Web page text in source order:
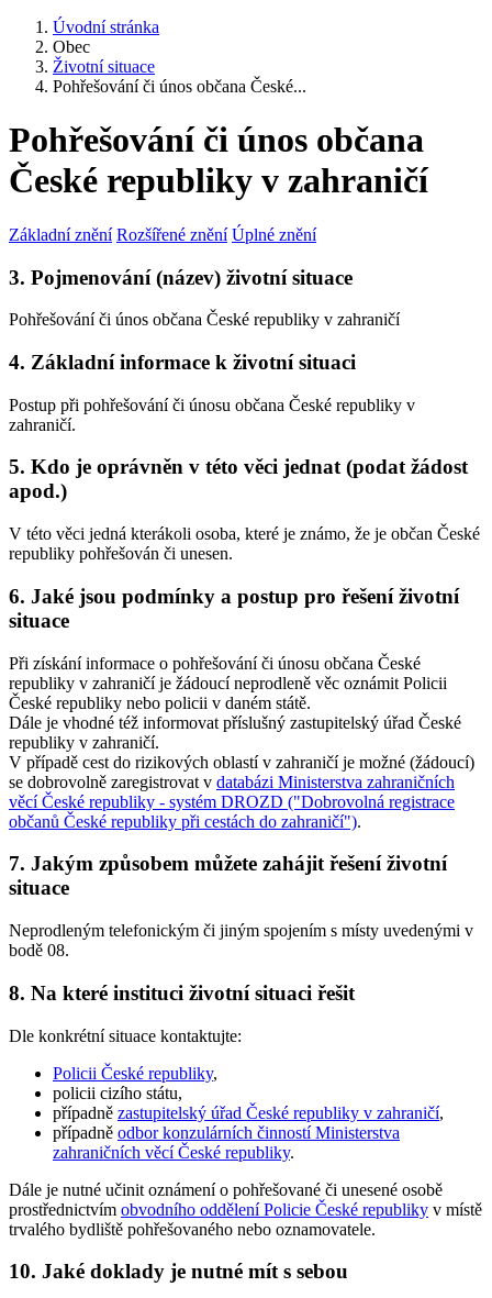
Úvodní stránka
Obec
Životní situace
Pohřešování či únos občana České...
Pohřešování či únos občana
České republiky v zahraničí
Základní znění Rozšířené znění Úplné znění
3. Pojmenování (název) životní situace
Pohřešování či únos občana České republiky v zahraničí
4. Základní informace k životní situaci
Postup při pohřešování či únosu občana České republiky v
zahraničí.
5. Kdo je oprávněn v této věci jednat (podat žádost
apod.)
V této věci jedná kterákoli osoba, které je známo, že je občan České
republiky pohřešován či unesen.
6. Jaké jsou podmínky a postup pro řešení životní
situace
Při získání informace o pohřešování či únosu občana České
republiky v zahraničí je žádoucí neprodleně věc oznámit Policii
České republiky nebo policii v daném státě.
Dále je vhodné též informovat příslušný zastupitelský úřad České
republiky v zahraničí.
V případě cest do rizikových oblastí v zahraničí je možné (žádoucí)
se dobrovolně zaregistrovat v databázi Ministerstva zahraničních
věcí České republiky - systém DROZD ("Dobrovolná registrace
občanů České republiky při cestách do zahraničí").
7. Jakým způsobem můžete zahájit řešení životní
situace
Neprodleným telefonickým či jiným spojením s místy uvedenými v
bodě 08.
8. Na které instituci životní situaci řešit
Dle konkrétní situace kontaktujte:
Policii České republiky,
policii cizího státu,
případně zastupitelský úřad České republiky v zahraničí,
případně odbor konzulárních činností Ministerstva
zahraničních věcí České republiky.
Dále je nutné učinit oznámení o pohřešované či unesené osobě
prostřednictvím obvodního oddělení Policie České republiky v místě
trvalého bydliště pohřešovaného nebo oznamovatele.
10. Jaké doklady je nutné mít s sebou